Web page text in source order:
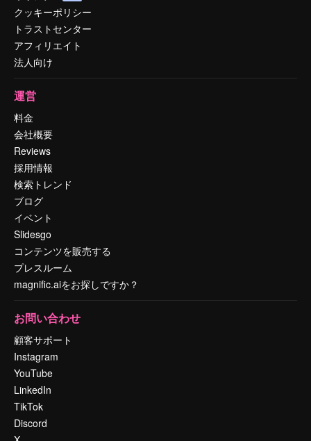
クッキーポリシー
トラストセンター
アフィリエイト
法人向け
運営
料金
会社概要
Reviews
採用情報
検索トレンド
ブログ
イベント
Slidesgo
コンテンツを販売する
プレスルーム
magnific.aiをお探しですか？
お問い合わせ
顧客サポート
Instagram
YouTube
LinkedIn
TikTok
Discord